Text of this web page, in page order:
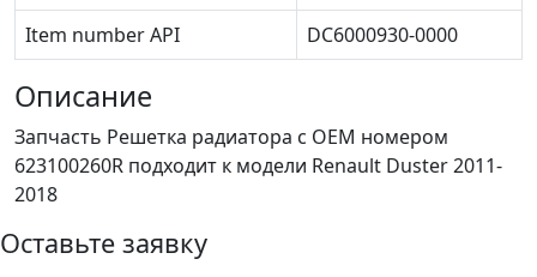
Item number API
DC6000930-0000
Описание
Запчасть Решетка радиатора с OEM номером
623100260R подходит к модели Renault Duster 2011-
2018
Оставьте заявку